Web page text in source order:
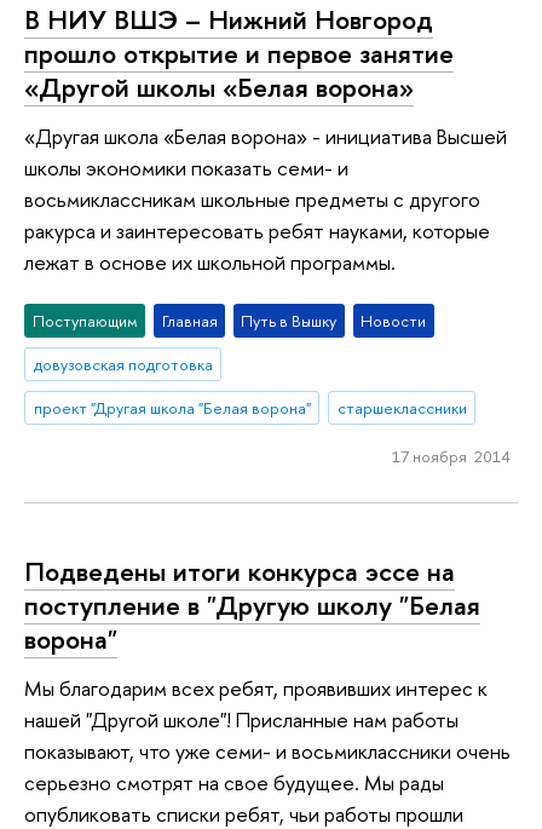
В НИУ ВШЭ – Нижний Новгород
прошло открытие и первое занятие
«Другой школы «Белая ворона»
«Другая школа «Белая ворона» - инициатива Высшей
школы экономики показать семи- и
восьмиклассникам школьные предметы с другого
ракурса и заинтересовать ребят науками, которые
лежат в основе их школьной программы.
Поступающим Главная Путь в Вышку
Новости
довузовская подготовка
проект "Другая школа "Белая ворона"
старшеклассники
17 ноября 2014
Подведены итоги конкурса эссе на
поступление в "Другую школу "Белая
ворона"
Мы благодарим всех ребят, проявивших интерес к
нашей "Другой школе"! Присланные нам работы
показывают, что уже семи- и восьмиклассники очень
серьезно смотрят на свое будущее. Мы рады
опубликовать списки ребят, чьи работы прошли